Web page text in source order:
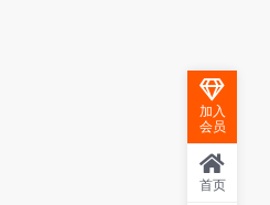
加入
会员
首页